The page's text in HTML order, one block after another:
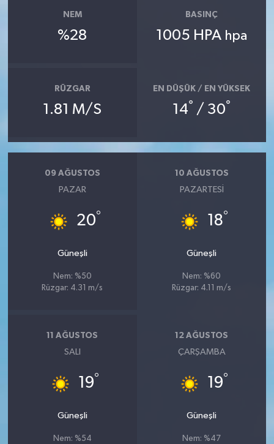
NEM
%28
BASINÇ
1005 HPA hpa
RÜZGAR
1.81 M/S
EN DÜŞÜK / EN YÜKSEK
14° / 30°
09 AĞUSTOS
PAZAR
20°
Güneşli
Nem: %50
Rüzgar: 4.31 m/s
10 AĞUSTOS
PAZARTESI
18°
Güneşli
Nem: %60
Rüzgar: 4.11 m/s
11 AĞUSTOS
SALI
19°
Güneşli
Nem: %54
12 AĞUSTOS
ÇARŞAMBA
19°
Güneşli
Nem: %47